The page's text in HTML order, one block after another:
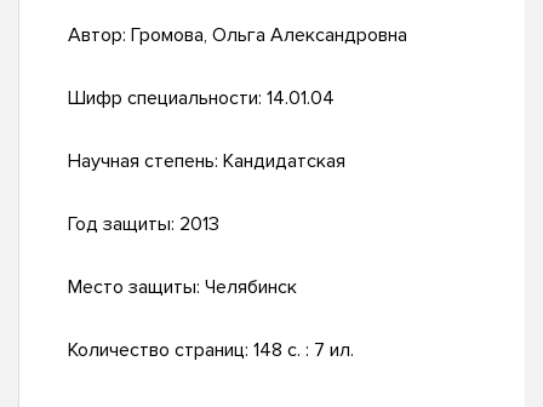
Автор: Громова, Ольга Александровна
Шифр специальности: 14.01.04
Научная степень: Кандидатская
Год защиты: 2013
Место защиты: Челябинск
Количество страниц: 148 с. : 7 ил.